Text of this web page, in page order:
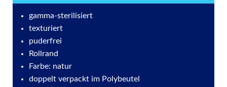
gamma-sterilisiert
texturiert
puderfrei
Rollrand
Farbe: natur
doppelt verpackt im Polybeutel